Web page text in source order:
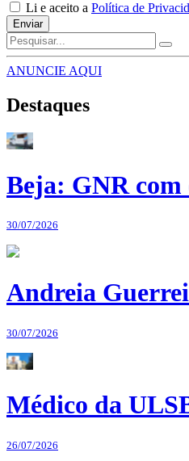
Li e aceito a Política de
Enviar
ANUNCIE AQUI
Destaques
Beja: GNR com
30/07/2026
Andreia
30/07/2026
Médico da
26/07/2026